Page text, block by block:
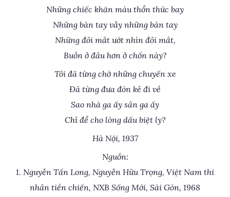
Những chiếc khăn màu thổn thức bay
Những bàn tay vẫy những bàn tay
Những đôi mắt ướt nhìn đôi mắt,
Buồn ở đâu hơn ở chốn này?
Tôi đã từng chờ những chuyến xe
Đã từng đưa đón kẻ đi về
Sao nhà ga ấy sân ga ấy
Chỉ để cho lòng dấu biệt ly?
Hà Nội, 1937
Nguồn:
1. Nguyễn Tấn Long, Nguyễn Hữu Trọng, Việt Nam thi
nhân tiền chiến, NXB Sống Mới, Sài Gòn, 1968